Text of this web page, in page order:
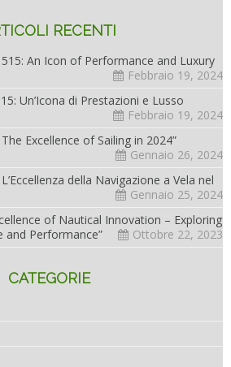
RECENTI
An Icon of Performance and Luxury
Febbraio 19, 2024
Un’Icona di Prestazioni e Lusso
Febbraio 19, 2024
Excellence of Sailing in 2024”
Gennaio 26, 2024
della Navigazione a Vela nel
Gennaio 25, 2024
of Nautical Innovation – Exploring
and Performance”
Ottobre 22, 2023
CATEGORIE